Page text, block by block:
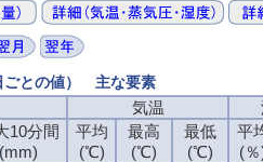
との値） 主な要素
気温
10分間
(mm)
平均
(℃)
最高
(℃)
最低
(℃)
平
(